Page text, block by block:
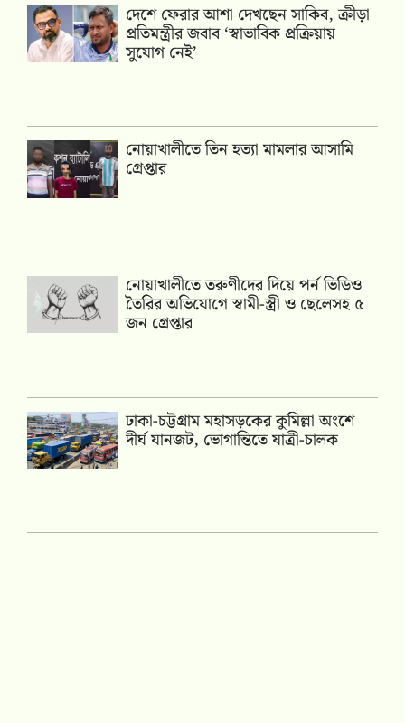
দেশে ফেরার আশা দেখছেন সাকিব, ক্রীড়া
প্রতিমন্ত্রীর জবাব ‘স্বাভাবিক প্রক্রিয়ায়
সুযোগ নেই’
নোয়াখালীতে তিন হত্যা মামলার আসামি
গ্রেপ্তার
নোয়াখালীতে তরুণীদের দিয়ে পর্ন ভিডিও
তৈরির অভিযোগে স্বামী-স্ত্রী ও ছেলেসহ ৫
জন গ্রেপ্তার
ঢাকা-চট্টগ্রাম মহাসড়কের কুমিল্লা অংশে
দীর্ঘ যানজট, ভোগান্তিতে যাত্রী-চালক